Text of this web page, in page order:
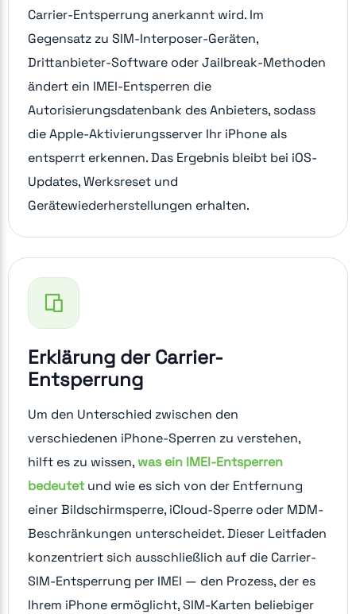
Carrier-Entsperrung anerkannt wird. Im
Gegensatz zu SIM-Interposer-Geräten,
Drittanbieter-Software oder Jailbreak-Methoden
ändert ein IMEI-Entsperren die
Autorisierungsdatenbank des Anbieters, sodass
die Apple-Aktivierungsserver Ihr iPhone als
entsperrt erkennen. Das Ergebnis bleibt bei iOS-
Updates, Werksreset und
Gerätewiederherstellungen erhalten.
Erklärung der Carrier-
Entsperrung
Um den Unterschied zwischen den
verschiedenen iPhone-Sperren zu verstehen,
hilft es zu wissen, was ein IMEI-Entsperren
bedeutetund wie es sich von der Entfernung
einer Bildschirmsperre, iCloud-Sperre oder MDM-
Beschränkungen unterscheidet. Dieser Leitfaden
konzentriert sich ausschließlich auf die Carrier-
SIM-Entsperrung per IMEI — den Prozess, der es
Ihrem iPhone ermöglicht, SIM-Karten beliebiger